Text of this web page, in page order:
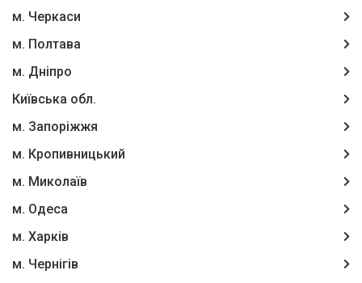
м. Черкаси
м. Полтава
м. Дніпро
Київська обл.
м. Запоріжжя
м. Кропивницький
м. Миколаїв
м. Одеса
м. Харків
м. Чернігів